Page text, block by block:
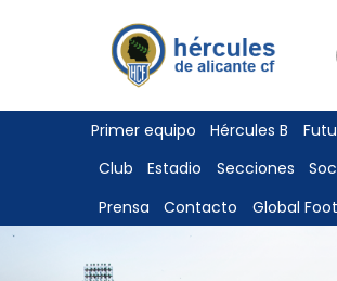
Primer equipo Hércules B
Club
Estadio Secciones
Prensa
Contacto Global
ENTRADAS
TIENDA
HÉRCULESCF100